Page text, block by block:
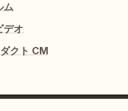
ム
デオ
クト CM